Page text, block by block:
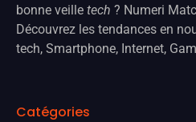
bonne veille tech ? Numeri
Découvrez les tendances en
tech, Smartphone, Internet,
Catégories